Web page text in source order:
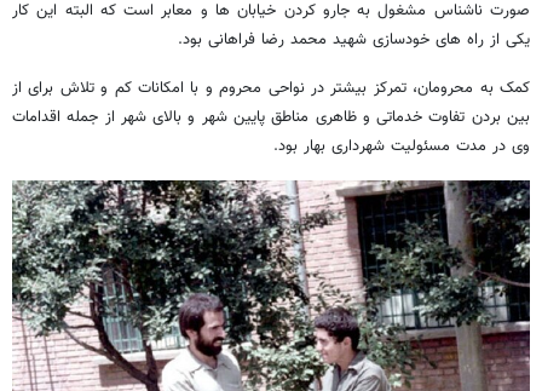
صورت ناشناس مشغول به جارو کردن خیابان ها و معابر است که البته این کار
یکی از راه های خودسازی شهید محمد رضا فراهانی بود.
کمک به محرومان، تمرکز بیشتر در نواحی محروم و با امکانات کم و تلاش برای از
بین بردن تفاوت خدماتی و ظاهری مناطق پایین شهر و بالای شهر از جمله اقدامات
وی در مدت مسئولیت شهرداری بهار بود.